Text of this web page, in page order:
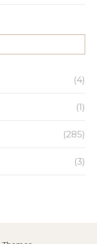
(4)
(1)
(285)
(3)